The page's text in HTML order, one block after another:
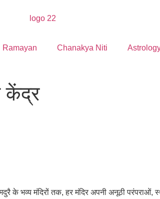
Ramayan Chanakya Niti
केंद्र
के भव्य मंदिरों तक, हर मंदिर अपनी अनूठी परंपराओं,